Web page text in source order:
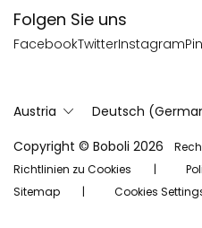
Folgen Sie uns
FacebookTwitterInstagram
Austria
Deutsch
Copyright © Boboli 2026
Richtlinien zu Cookies
Sitemap
Cookies